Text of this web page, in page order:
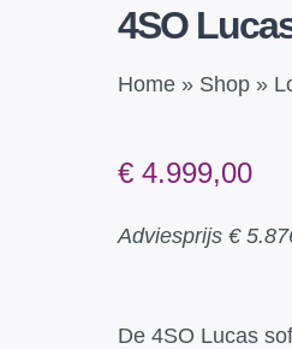
4SO
Home » Shop »
€ 4.999,00
Adviesprijs €
De 4SO Lucas